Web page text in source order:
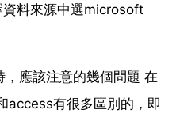
料來源中選microsoft
應該注意的幾個問題 在
access有很多區別的，即